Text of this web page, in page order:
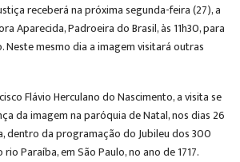
receberá na próxima segunda-feira (27), a
Aparecida, Padroeira do Brasil, às 11h30, para
mesmo dia a imagem visitará outras
Flávio Herculano do Nascimento, a visita se
da imagem na paróquia de Natal, nos dias 26
dentro da programação do Jubileu dos 300
Paraíba, em São Paulo, no ano de 1717.